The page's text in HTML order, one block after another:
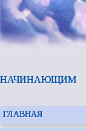
НАЧИНАЮЩИМ
ГЛАВНАЯ